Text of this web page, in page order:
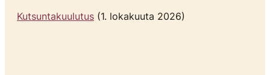
Kutsuntakuulutus (1. lokakuuta 2026)